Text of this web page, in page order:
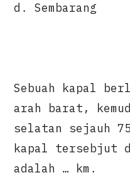
d. Sembarang
Sebuah kapal
arah barat,
selatan sejauh
kapal tersebjut
adalah … km.